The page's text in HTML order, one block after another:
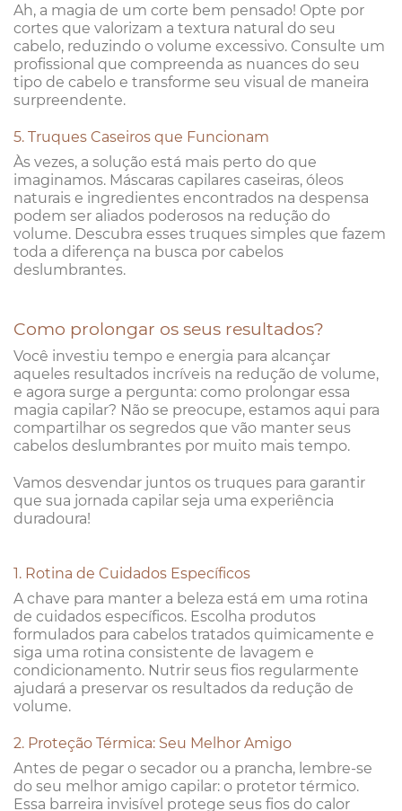
Ah, a magia de um corte bem pensado! Opte por
cortes que valorizam a textura natural do seu
cabelo, reduzindo o volume excessivo. Consulte um
profissional que compreenda as nuances do seu
tipo de cabelo e transforme seu visual de maneira
surpreendente.
5. Truques Caseiros que Funcionam
Às vezes, a solução está mais perto do que
imaginamos. Máscaras capilares caseiras, óleos
naturais e ingredientes encontrados na despensa
podem ser aliados poderosos na redução do
volume. Descubra esses truques simples que fazem
toda a diferença na busca por cabelos
deslumbrantes.
Como prolongar os seus resultados?
Você investiu tempo e energia para alcançar
aqueles resultados incríveis na redução de volume,
e agora surge a pergunta: como prolongar essa
magia capilar? Não se preocupe, estamos aqui para
compartilhar os segredos que vão manter seus
cabelos deslumbrantes por muito mais tempo.
Vamos desvendar juntos os truques para garantir
que sua jornada capilar seja uma experiência
duradoura!
1. Rotina de Cuidados Específicos
A chave para manter a beleza está em uma rotina
de cuidados específicos. Escolha produtos
formulados para cabelos tratados quimicamente e
siga uma rotina consistente de lavagem e
condicionamento. Nutrir seus fios regularmente
ajudará a preservar os resultados da redução de
volume.
2. Proteção Térmica: Seu Melhor Amigo
Antes de pegar o secador ou a prancha, lembre-se
do seu melhor amigo capilar: o protetor térmico.
Essa barreira invisível protege seus fios do calor